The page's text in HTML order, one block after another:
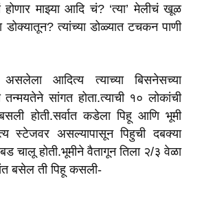
माझ्या आदि चं? ‘त्या’ मेलीचं खूळ
डोक्यातून? त्यांच्या डोळ्यात टचकन पाणी
असलेला आदित्य त्याच्या बिसनेसच्या
तन्मयतेने सांगत होता.त्याची १० लोकांची
होती.सर्वात कडेला पिहू आणि भूमी
स्टेजवर असल्यापासून पिहुची दबक्या
चालू होती.भूमीने वैतागून तिला २/३ वेळा
बसेल ती पिहू कसली-